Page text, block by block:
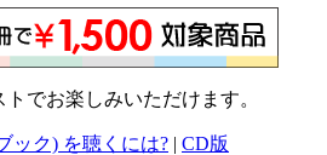
トでお楽しみいただけます。
ック) を聴くには? | CD版